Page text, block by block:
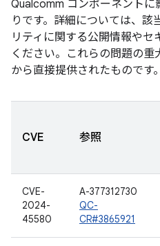
Qualcomm コンポーネント
りです。詳細については、該
リティに関する公開情報や
ください。これらの問題の
から直接提供されたものです。
CVE 参照
CVE-
2024-
45580
A-377312730
QC-
CR#3865921